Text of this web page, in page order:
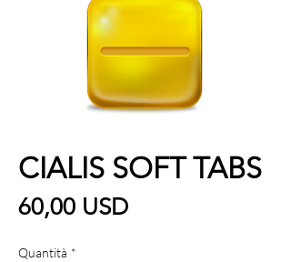
CIALIS SOFT TABS
60,00 USDPrezzo
Quantità *